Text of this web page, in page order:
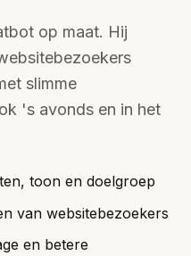
op maat. Hij
slimme
's avonds en in het
toon en doelgroep
van websitebezoekers
en betere